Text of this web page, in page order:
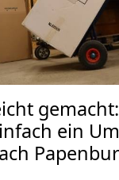
ein